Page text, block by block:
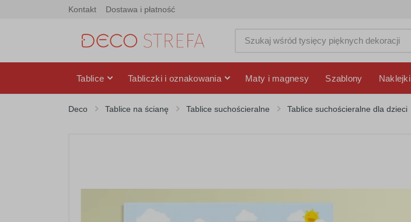
Kontakt Dostawa i płatność
Tablice Tabliczki i oznakowania Maty i magnesy Szablony Naklejki
Deco Tablice na ścianę Tablice suchościeralne Tablice suchościeralne dla dzieci